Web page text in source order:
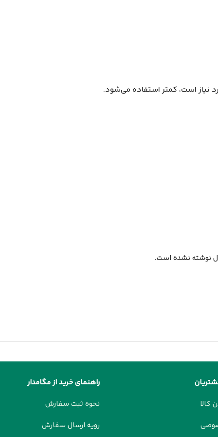
نیاز است، کمتر استفاده می‌شود.
نوشته نشده است.
کالا
راهنمای خرید از مگامدار
نحوه ثبت سفارش
رویه ارسال سفارش